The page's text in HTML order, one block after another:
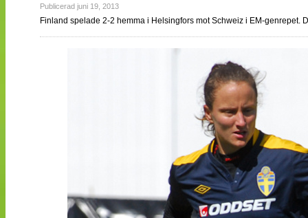
Publicerad juni 19, 2013
Finland spelade 2-2 hemma i Helsingfors mot Schweiz i EM-